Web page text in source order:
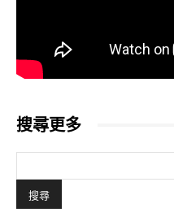
搜尋更多